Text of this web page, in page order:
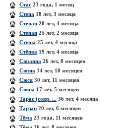
Стас 23 года, 1 месяц
Степа 18 лет, 3 месяца
Степан 20 лет, 4 месяца
Степан 25 лет, 2 месяца
Стеша 25 лет, 4 месяца
Стёпка 19 лет, 4 месяца
Сюзанна 26 лет, 8 месяцев
Сюзик 14 лет, 10 месяцев
Сюся 30 лет, 11 месяцев
Сюша 17 лет, 5 месяцев
Тарас (сокр. ... 36 лет, 4 месяца
Тарзан 20 лет, 6 месяцев
Тёма 23 года, 11 месяцев